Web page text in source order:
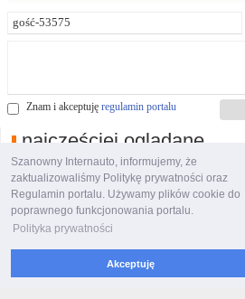
Szanowny Internauto, informujemy, że
zaktualizowaliśmy Politykę prywatności oraz
Regulamin portalu. Używamy plików cookie do
poprawnego funkcjonowania portalu.
Polityka prywatności
Akceptuję
Znam i akceptuję regulamin portalu
najczęściej oglądane
polecane filmy
© 2007-2026 Włocławski Portal informacyjny